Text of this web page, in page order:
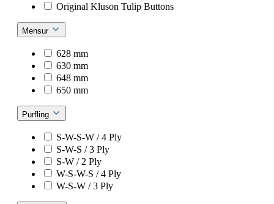
Original Kluson Tulip Buttons
Mensur
628 mm
630 mm
648 mm
650 mm
Purfling
S-W-S-W / 4 Ply
S-W-S / 3 Ply
S-W / 2 Ply
W-S-W-S / 4 Ply
W-S-W / 3 Ply